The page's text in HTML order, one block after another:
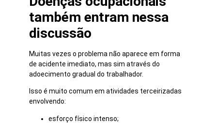
também entram nessa
discussão
Muitas vezes o problema não aparece em forma
de acidente imediato, mas sim através do
adoecimento gradual do trabalhador.
Isso é muito comum em atividades terceirizadas
envolvendo:
esforço físico intenso;